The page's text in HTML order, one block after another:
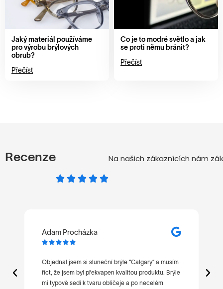
Jaký materiál používáme
pro výrobu brýlových
obrub?
Přečíst
Co je to modré světlo a jak
se proti němu bránit?
Přečíst
Recenze Na našich zákaznících nám
Adam Procházka

Objednal jsem si sluneční brýle “Calgary” a musím
říct, že jsem byl překvapen kvalitou produktu. Brýle
mi typově sedí k tvaru obličeje a po necelém